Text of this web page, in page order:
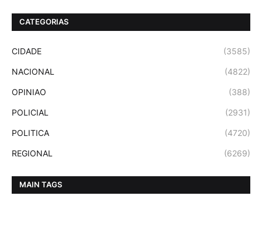
CATEGORIAS
CIDADE (3585)
NACIONAL (4822)
OPINIAO (388)
POLICIAL (2931)
POLITICA (4720)
REGIONAL (6269)
MAIN TAGS